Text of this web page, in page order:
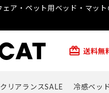
ア・ペット用ベッド・マッ
card_giftcard 送料無
クリアランスSALE 冷感ベッド